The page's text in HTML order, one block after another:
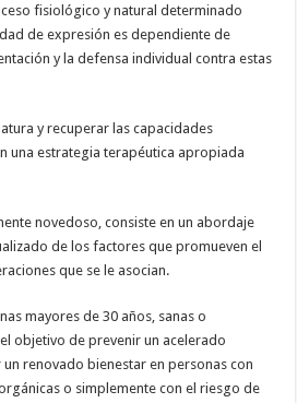
fisiológico y natural determinado
de expresión es dependiente de
y la defensa individual contra estas
y recuperar las capacidades
una estrategia terapéutica apropiada
novedoso, consiste en un abordaje
de los factores que promueven el
que se le asocian.
mayores de 30 años, sanas o
objetivo de prevenir un acelerado
renovado bienestar en personas con
o simplemente con el riesgo de